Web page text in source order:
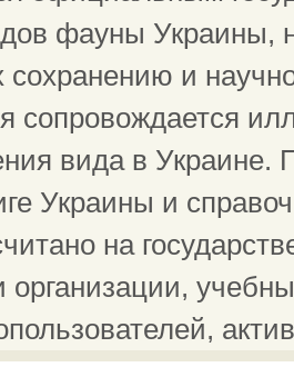
фауны Украины,
сохранению и
сопровождается
вида в
Украины и
на
организации,